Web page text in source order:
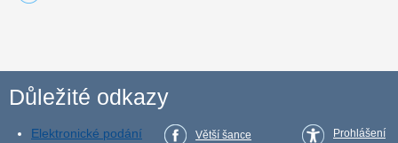
Důležité odkazy
Elektronické podání
Větší šance
Prohlášení